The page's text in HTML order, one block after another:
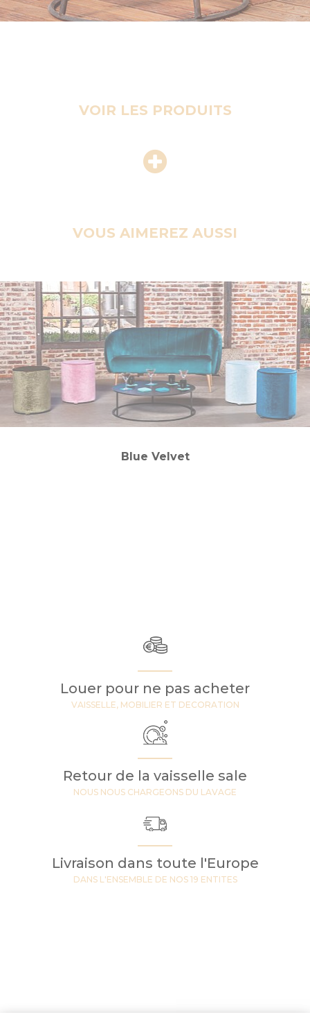
VOIR LES PRODUITS
VOUS AIMEREZ AUSSI
Blue Velvet
Louer pour ne pas acheter
VAISSELLE, MOBILIER ET DECORATION
Retour de la vaisselle sale
NOUS NOUS CHARGEONS DU LAVAGE
Livraison dans toute l'Europe
DANS L'ENSEMBLE DE NOS 19 ENTITES